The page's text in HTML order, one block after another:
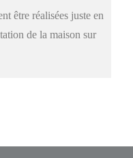
être réalisées juste en
de la maison sur